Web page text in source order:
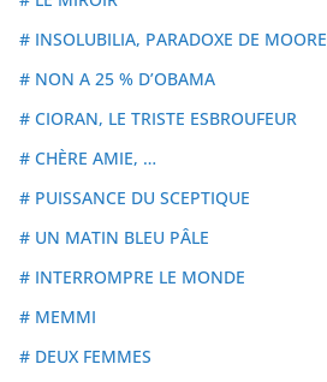
# INSOLUBILIA, PARADOXE DE MOORE
# NON A 25 % D’OBAMA
# CIORAN, LE TRISTE ESBROUFEUR
# CHÈRE AMIE, …
# PUISSANCE DU SCEPTIQUE
# UN MATIN BLEU PÂLE
# INTERROMPRE LE MONDE
# MEMMI
# DEUX FEMMES